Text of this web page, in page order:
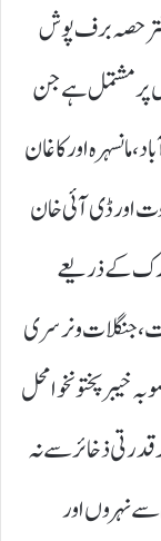
بیشتر حصہ برف پوش
پر مشتمل ہے جن
مانسہرہ اور کاغان
اور ڈی آئی خان
کے ذریعے
جنگلات ونرسری
خیبر پختونخوا محل
ذخائر سے نہ
سے نہروں اور